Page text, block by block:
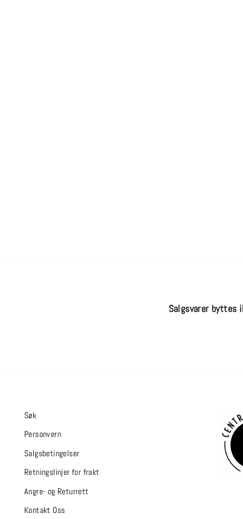
Salgsvarer byttes
Søk
Personvern
Salgsbetingelser
Retningslinjer for frakt
Angre- og Returrett
Kontakt Oss